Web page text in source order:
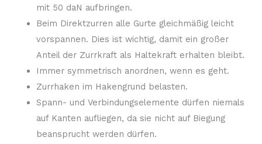
mit 50 daN aufbringen.
Beim Direktzurren alle Gurte gleichmäßig leicht
vorspannen. Dies ist wichtig, damit ein großer
Anteil der Zurrkraft als Haltekraft erhalten bleibt.
Immer symmetrisch anordnen, wenn es geht.
Zurrhaken im Hakengrund belasten.
Spann- und Verbindungselemente dürfen niemals
auf Kanten aufliegen, da sie nicht auf Biegung
beansprucht werden dürfen.